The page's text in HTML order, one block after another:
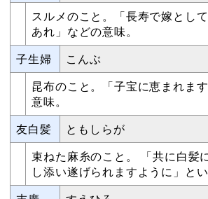
スルメのこと。「長寿で嫁とし
あれ」などの意味。
子生婦
こんぶ
昆布のこと。「子宝に恵まれま
意味。
友白髪
ともしらが
束ねた麻糸のこと。 「共に白髪
し添い遂げられますように」とい